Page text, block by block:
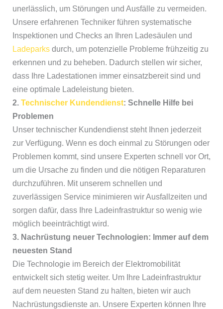
unerlässlich, um Störungen und Ausfälle zu vermeiden.
Unsere erfahrenen Techniker führen systematische
Inspektionen und Checks an Ihren Ladesäulen und
Ladeparksdurch, um potenzielle Probleme frühzeitig zu
erkennen und zu beheben. Dadurch stellen wir sicher,
dass Ihre Ladestationen immer einsatzbereit sind und
eine optimale Ladeleistung bieten.
2. Technischer Kundendienst: Schnelle Hilfe bei
Problemen
Unser technischer Kundendienst steht Ihnen jederzeit
zur Verfügung. Wenn es doch einmal zu Störungen oder
Problemen kommt, sind unsere Experten schnell vor Ort,
um die Ursache zu finden und die nötigen Reparaturen
durchzuführen. Mit unserem schnellen und
zuverlässigen Service minimieren wir Ausfallzeiten und
sorgen dafür, dass Ihre Ladeinfrastruktur so wenig wie
möglich beeinträchtigt wird.
3. Nachrüstung neuer Technologien: Immer auf dem
neuesten Stand
Die Technologie im Bereich der Elektromobilität
entwickelt sich stetig weiter. Um Ihre Ladeinfrastruktur
auf dem neuesten Stand zu halten, bieten wir auch
Nachrüstungsdienste an. Unsere Experten können Ihre